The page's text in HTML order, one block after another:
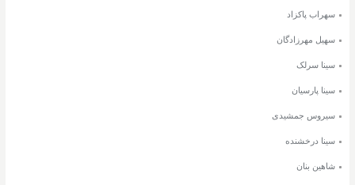
سهراب پاکزاد
سهیل مهرزادگان
سینا سرلک
سینا پارسیان
سیروس جمشیدی
سینا درخشنده
شاهین بنان